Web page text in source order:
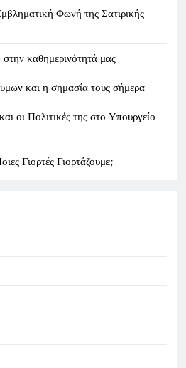
Φωνή της Σατιρικής
καθημερινότητά μας
και η σημασία τους σήμερα
οι Πολιτικές της στο Υπουργείο
Γιορτές Γιορτάζουμε;